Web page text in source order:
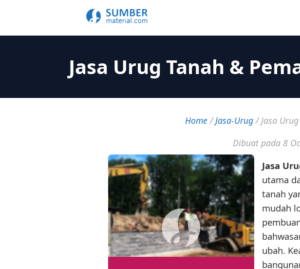
Jasa Urug Tanah &
Home/Jasa-Urug/Jasa
Dibuat pada 8
Jasa
utama
tanah
mudah
ubah.